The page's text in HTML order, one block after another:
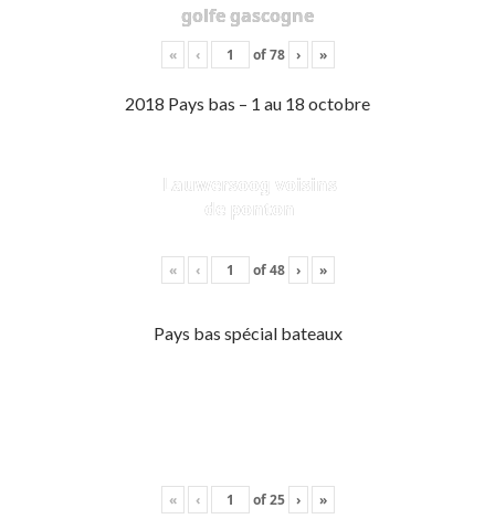
golfe gascogne
« ‹ of78 › »
2018 Pays bas – 1 au 18 octobre
Lauwersoog voisins
de ponton
« ‹ of48 › »
Pays bas spécial bateaux
« ‹ of25 › »